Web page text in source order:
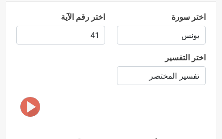
اختر سورة اختر رقم الآية
اختر التفسير